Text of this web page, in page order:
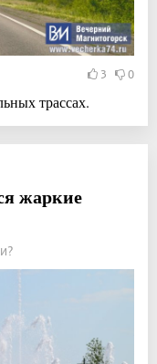
3 0
трассах.
жаркие